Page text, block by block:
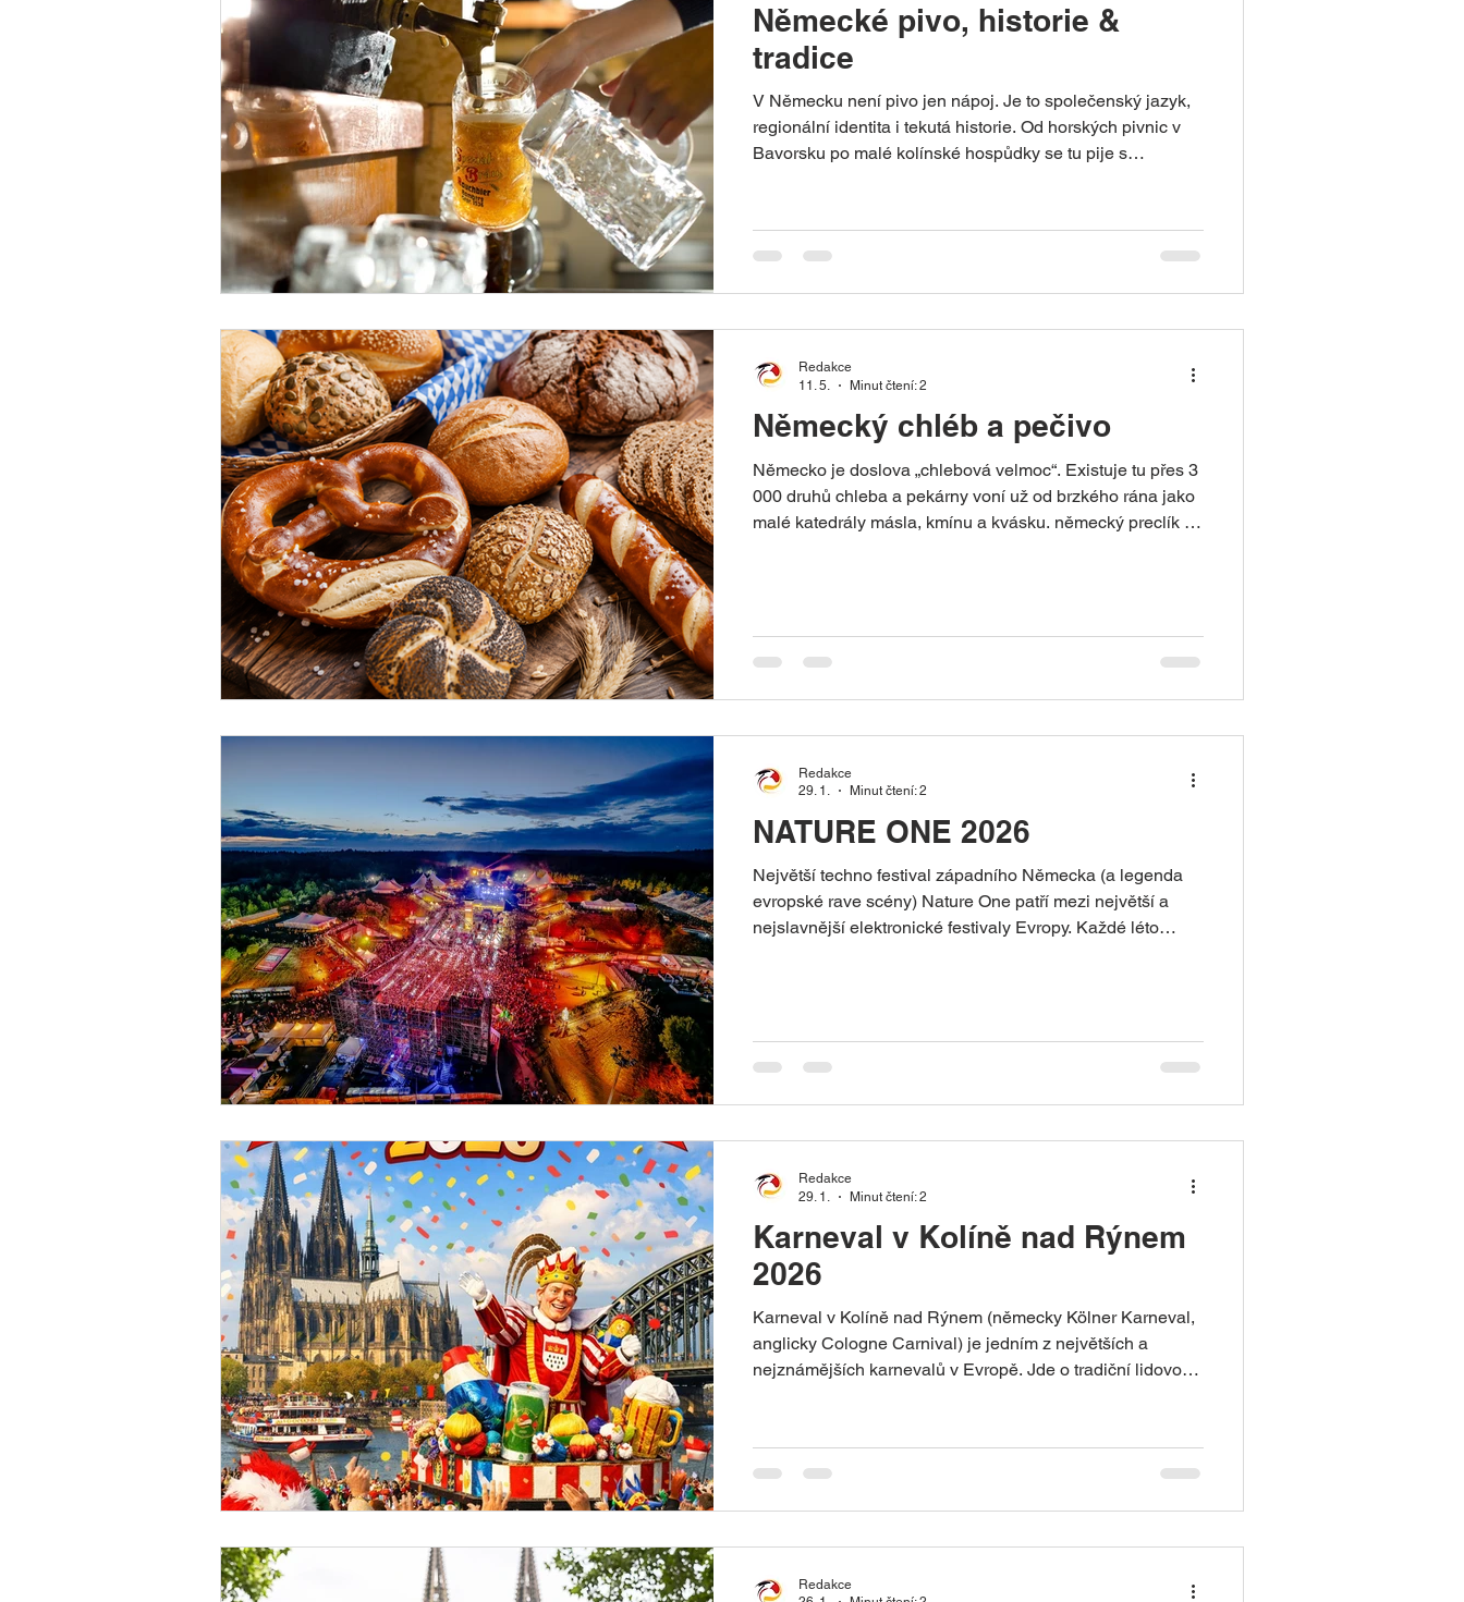
Německé pivo, historie &
tradice
V Německu není pivo jen nápoj. Je to společenský jazyk,
regionální identita i tekutá historie. Od horských pivnic v
Bavorsku po malé kolínské hospůdky se tu pije s
TKS © Andreas Hub Zajímavosti o německém pivu
Německo má více než 1 500 pivovarů a několik tisíc
Německý chléb a pečivo
Německo je doslova „chlebová velmoc“. Existuje tu přes 3
000 druhů chleba a pekárny voní už od brzkého rána jako
malé katedrály másla, kmínu a kvásku. německý preclík a
skoro malý společenský rituál. Nejznámější německé
Redakce
11. 5.
Minut čtení: 2
NATURE ONE 2026
Největší techno festival západního Německa (a legenda
evropské rave scény) Nature One patří mezi největší a
nejslavnější elektronické festivaly Evropy. Každé léto
července – 2. srpna 2026 (čtvrtek–neděle) Raketenbasis
Redakce
29. 1.
Minut čtení: 2
Karneval v Kolíně nad Rýnem
2026
Karneval v Kolíně nad Rýnem (německy Kölner Karneval,
anglicky Cologne Carnival) je jedním z největších a
nejznámějších karnevalů v Evropě. Jde o tradiční lidovou
klíčovým symbolem místní kultury a identitou města. Místo:
Kolín nad Rýnem, Německo Období: 11. listopadu –
Redakce
29. 1.
Minut čtení: 2
Redakce